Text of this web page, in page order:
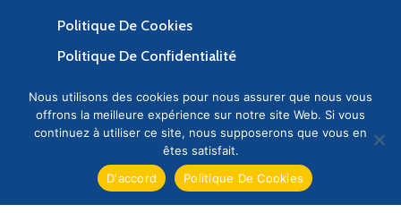
Politique De Cookies
Politique De Confidentialité
© 2025 Congo Soutenement Société d'ingénierie.
Web Design & Web Development by Creative 4 All
Nous utilisons des cookies pour nous assurer que nous vous
offrons la meilleure expérience sur notre site Web. Si vous
continuez à utiliser ce site, nous supposerons que vous en
êtes satisfait.
D'accord
Politique De Cookies